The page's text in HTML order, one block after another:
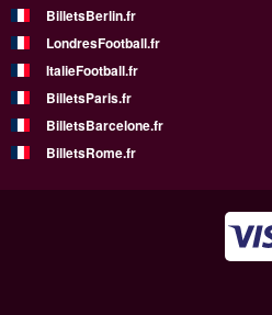
BilletsBerlin.fr
LondresFootball.fr
ItalieFootball.fr
BilletsParis.fr
BilletsBarcelone.fr
BilletsRome.fr